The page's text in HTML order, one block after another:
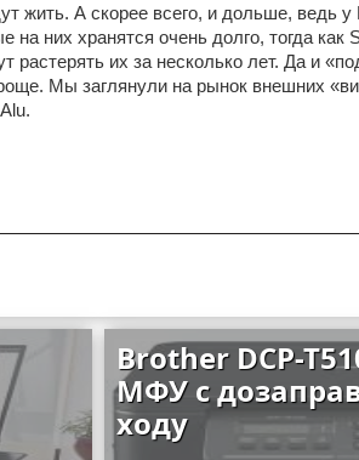
жить. А скорее всего, и дольше, ведь
на них хранятся очень долго, тогда как
растерять их за несколько лет. Да и
Мы заглянули на рынок внешних
Brother DCP-
МФУ с
ходу